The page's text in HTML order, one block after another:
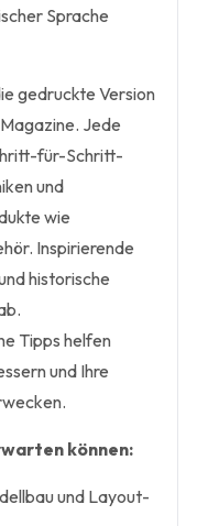
Sprache
gedruckte Version
Jede
für-Schritt-
und
wie
Inspirierende
historische
Tipps helfen
und Ihre
können:
und Layout-